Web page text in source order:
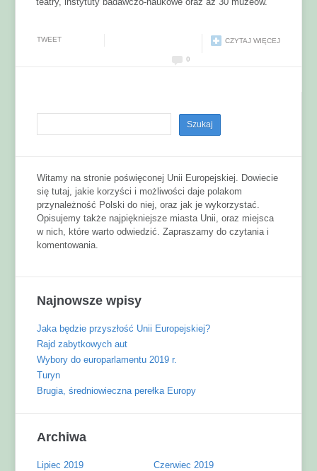
TWEET CZYTAJ WIĘCEJ
0
Witamy na stronie poświęconej Unii Europejskiej. Dowiecie
się tutaj, jakie korzyści i możliwości daje polakom
przynależność Polski do niej, oraz jak je wykorzystać.
Opisujemy także najpiękniejsze miasta Unii, oraz miejsca
w nich, które warto odwiedzić. Zapraszamy do czytania i
komentowania.
Najnowsze wpisy
Jaka będzie przyszłość Unii Europejskiej?
Rajd zabytkowych aut
Wybory do europarlamentu 2019 r.
Turyn
Brugia, średniowieczna perełka Europy
Archiwa
Lipiec 2019
Czerwiec 2019